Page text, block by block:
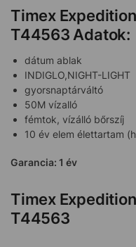
Timex
T44563 Adatok:
dátum ablak
INDIGLO,NIGHT-LIGHT
gyorsnaptárváltó
50M vízalló
fémtok, vízálló bőrszíj
10 év elem élettartam
Garancia: 1 év
Timex
T44563